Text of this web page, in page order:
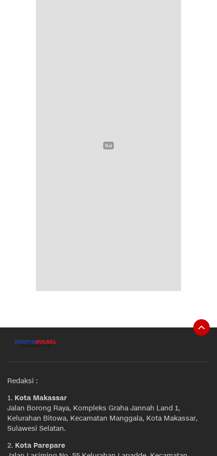
Redaksi :
1. Kota Makassar
Jalan Borong Raya, Kompleks Graha Jannah Land 1,
Kelurahan Bitowa, Kecamatan Manggala, Kota Makassar,
Sulawesi Selatan.
2. Kota Parepare